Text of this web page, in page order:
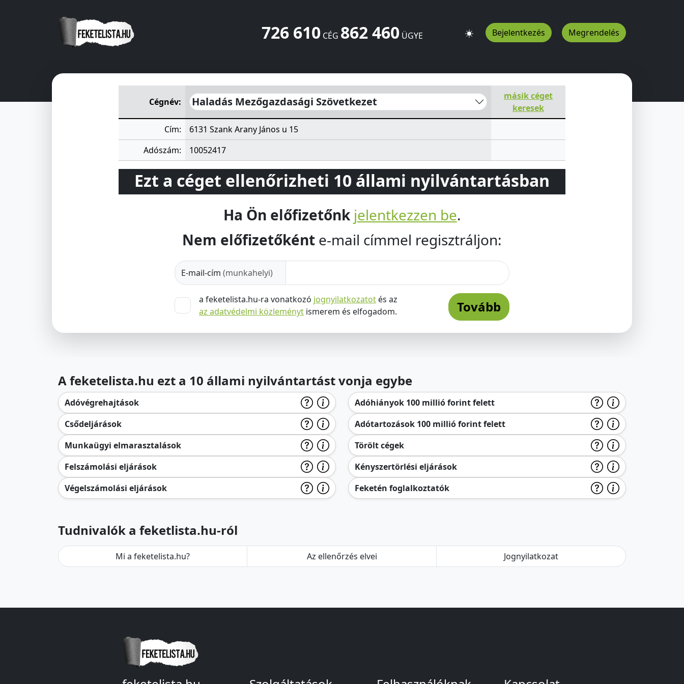
726 610CÉG 862 460ÜGYE Bejelentkezés Megrendelés
Haladás Mezőgazdasági SzövetkezetArany János u 15Szank6131HU
Cégnév:
Haladás Mezőgazdasági Szövetkezet
másik céget
keresek
Cím:
6131 Szank Arany János u 15
Adószám:
10052417
Ezt a céget ellenőrizheti 10 állami nyilvántartásban
Ha Ön előfizetőnk jelentkezzen be.
Nem előfizetőként e-mail címmel regisztráljon:
E-mail-cím (munkahelyi)
a feketelista.hu-ra vonatkozó jognyilatkozatotés az
az adatvédelmi közleménytismerem és elfogadom. Tovább
A feketelista.hu ezt a 10 állami nyilvántartást vonja egybe
Adóvégrehajtások
Csődeljárások
Munkaügyi elmarasztalások
Felszámolási eljárások
Végelszámolási eljárások
Adóhiányok 100 millió forint felett
Adótartozások 100 millió forint felett
Törölt cégek
Kényszertörlési eljárások
Feketén foglalkoztatók
Tudnivalók a feketlista.hu-ról
Mi a feketelista.hu? Az ellenőrzés elvei Jognyilatkozat